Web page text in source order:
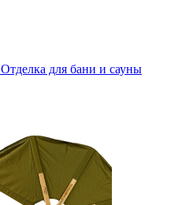
Отделка для бани и сауны